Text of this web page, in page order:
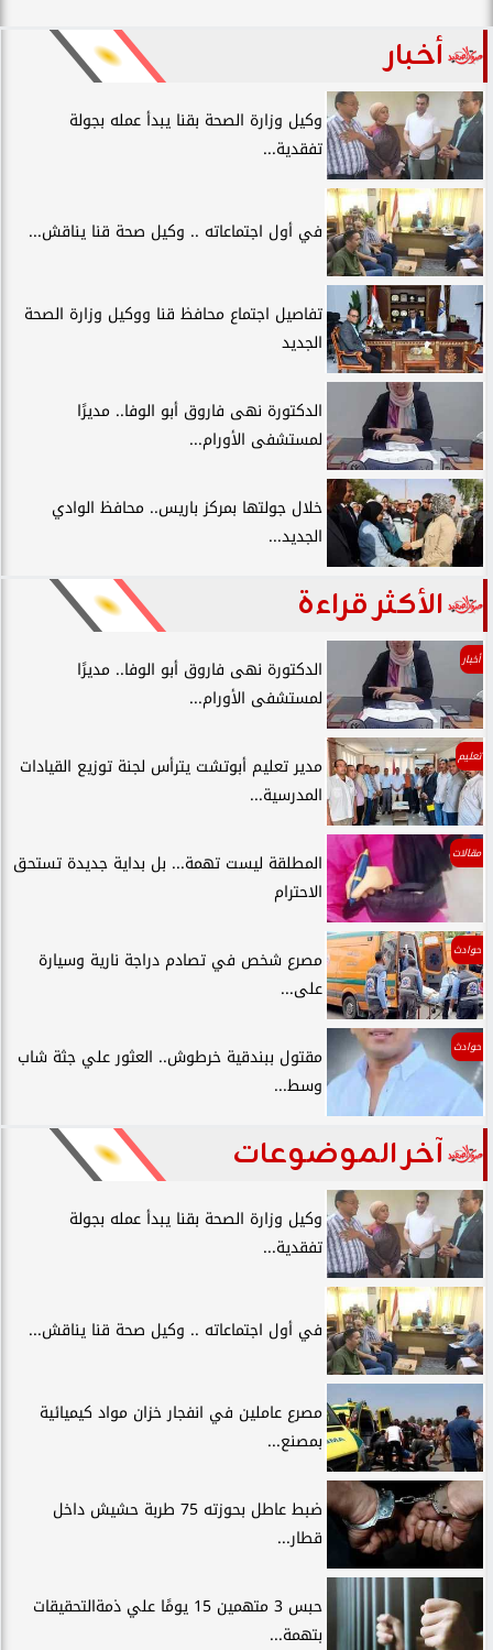
أخبار
وكيل وزارة الصحة بقنا يبدأ عمله بجولة
تفقدية...
في أول اجتماعاته .. وكيل صحة قنا يناقش...
تفاصيل اجتماع محافظ قنا ووكيل وزارة الصحة
الجديد
الدكتورة نهى فاروق أبو الوفا.. مديرًا
لمستشفى الأورام...
خلال جولتها بمركز باريس.. محافظ الوادي
الجديد...
الأكثر قراءة
أخبار
الدكتورة نهى فاروق أبو الوفا.. مديرًا
لمستشفى الأورام...
تعليم
مدير تعليم أبوتشت يترأس لجنة توزيع القيادات
المدرسية...
مقالات
المطلقة ليست تهمة... بل بداية جديدة تستحق
الاحترام
حوادث
مصرع شخص في تصادم دراجة نارية وسيارة
على...
حوادث
مقتول ببندقية خرطوش.. العثور علي جثة شاب
وسط...
آخر الموضوعات
وكيل وزارة الصحة بقنا يبدأ عمله بجولة
تفقدية...
في أول اجتماعاته .. وكيل صحة قنا يناقش...
مصرع عاملين في انفجار خزان مواد كيميائية
بمصنع...
ضبط عاطل بحوزته 75 طربة حشيش داخل
قطار...
حبس 3 متهمين 15 يومًا علي ذمةالتحقيقات
بتهمة...